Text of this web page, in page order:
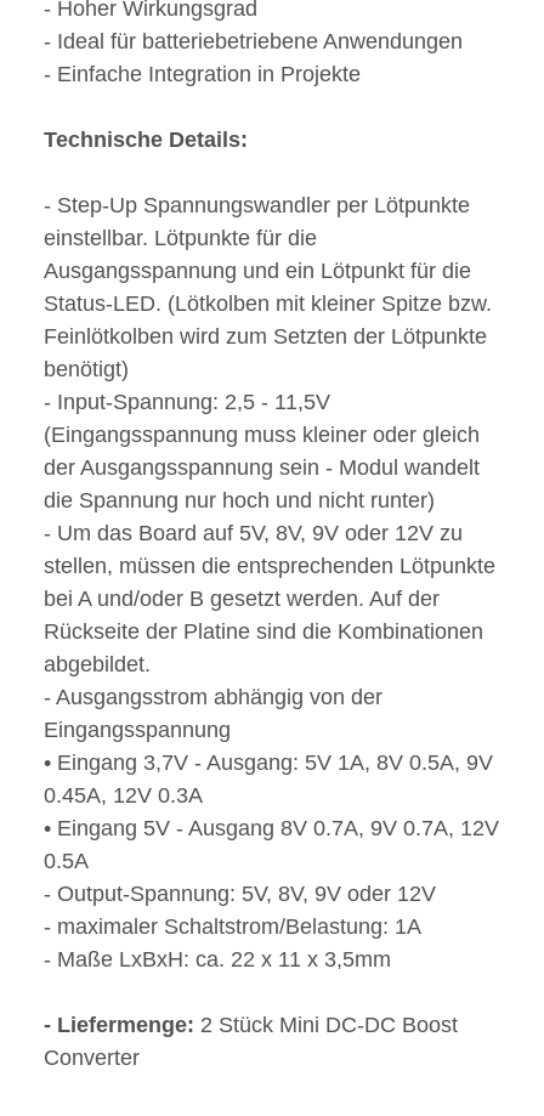
- Hoher Wirkungsgrad
- Ideal für batteriebetriebene Anwendungen
- Einfache Integration in Projekte
Technische Details:
- Step-Up Spannungswandler per Lötpunkte
einstellbar. Lötpunkte für die
Ausgangsspannung und ein Lötpunkt für die
Status-LED. (Lötkolben mit kleiner Spitze bzw.
Feinlötkolben wird zum Setzten der Lötpunkte
benötigt)
- Input-Spannung: 2,5 - 11,5V
(Eingangsspannung muss kleiner oder gleich
der Ausgangsspannung sein - Modul wandelt
die Spannung nur hoch und nicht runter)
- Um das Board auf 5V, 8V, 9V oder 12V zu
stellen, müssen die entsprechenden Lötpunkte
bei A und/oder B gesetzt werden. Auf der
Rückseite der Platine sind die Kombinationen
abgebildet.
- Ausgangsstrom abhängig von der
Eingangsspannung
• Eingang 3,7V - Ausgang: 5V 1A, 8V 0.5A, 9V
0.45A, 12V 0.3A
• Eingang 5V - Ausgang 8V 0.7A, 9V 0.7A, 12V
0.5A
- Output-Spannung: 5V, 8V, 9V oder 12V
- maximaler Schaltstrom/Belastung: 1A
- Maße LxBxH: ca. 22 x 11 x 3,5mm
- Liefermenge: 2 Stück Mini DC-DC Boost
Converter